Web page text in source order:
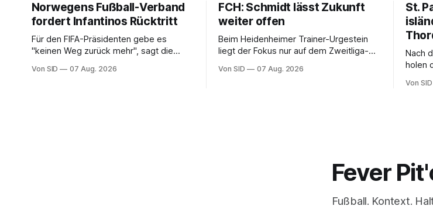
Norwegens Fußball-Verband
fordert Infantinos Rücktritt
Für den FIFA-Präsidenten gebe es
"keinen Weg zurück mehr", sagt die
Von SID 07 Aug. 2026
FCH: Schmidt lässt Zukunft
weiter offen
Beim Heidenheimer Trainer-Urgestein
liegt der Fokus nur auf dem Zweitliga-
Von SID 07 Aug. 2026
St.
Nach
holen
Von SID
Fever
Fußball. Kontext.